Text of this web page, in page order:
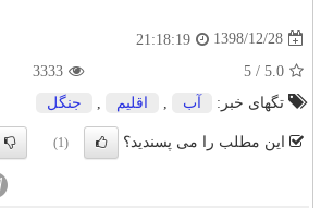
1398/12/28
21:18:19
5.0
/
5
3333
تگهای خبر:
آب اقلیم جنگل
این مطلب را می پسندید؟ (1)